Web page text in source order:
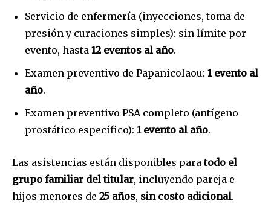
I've read and accept thePrivacy Policy.
Servicio de enfermería (inyecciones, toma de
presión y curaciones simples): sin límite por
evento, hasta 12 eventos al año.
Examen preventivo de Papanicolaou: 1 evento al
año.
Examen preventivo PSA completo (antígeno
prostático específico): 1 evento al año.
Las asistencias están disponibles paratodo el
grupo familiar del titular, incluyendo pareja e
hijos menores de 25 años, sin costo adicional.